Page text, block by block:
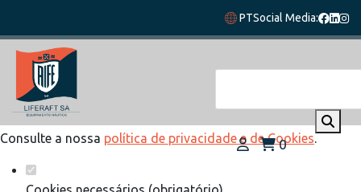
Defina as suas preferências de cookies
para este website.
Este website utiliza cookies estritamente necessários,
analíticos e funcionais, para lhe oferecer uma boa experiência
de navegação e acesso a todas as funcionalidades.
Consulte a nossa política de privacidade e de Cookies.
PTSocial Media:
0